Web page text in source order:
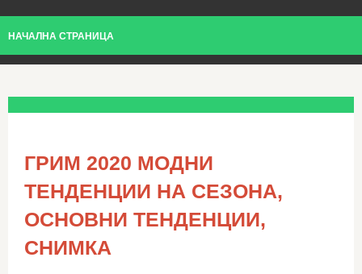
НАЧАЛНА СТРАНИЦА
ГРИМ 2020 МОДНИ
ТЕНДЕНЦИИ НА СЕЗОНА,
ОСНОВНИ ТЕНДЕНЦИИ,
СНИМКА